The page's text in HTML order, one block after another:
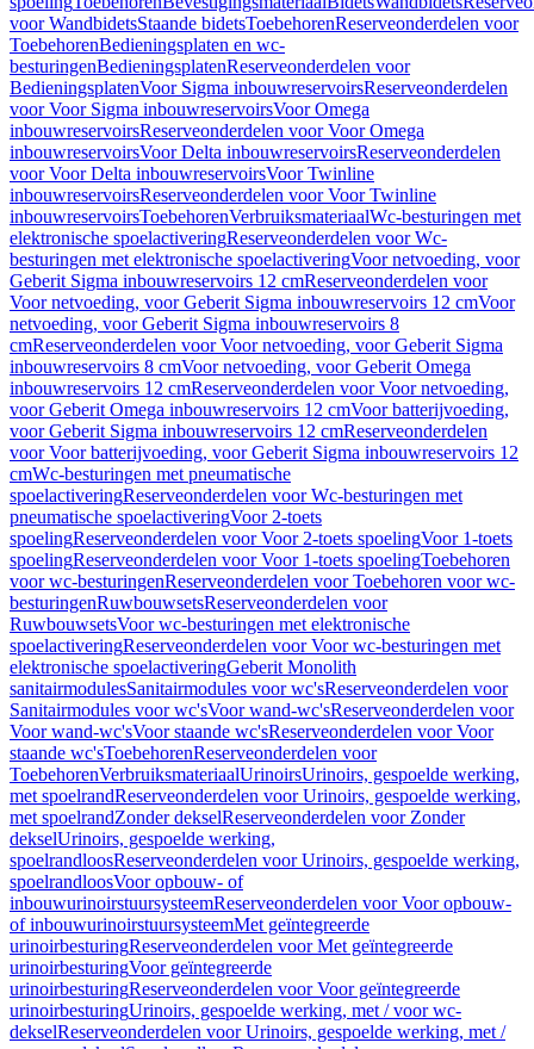
voor WandbidetsStaande bidetsToebehorenReserveonderdelen voor
ToebehorenBedieningsplaten en wc-
besturingenBedieningsplatenReserveonderdelen voor
BedieningsplatenVoor Sigma inbouwreservoirsReserveonderdelen
voor Voor Sigma inbouwreservoirsVoor Omega
inbouwreservoirsReserveonderdelen voor Voor Omega
inbouwreservoirsVoor Delta inbouwreservoirsReserveonderdelen
voor Voor Delta inbouwreservoirsVoor Twinline
inbouwreservoirsReserveonderdelen voor Voor Twinline
inbouwreservoirsToebehorenVerbruiksmateriaalWc-besturingen met
elektronische spoelactiveringReserveonderdelen voor Wc-
besturingen met elektronische spoelactiveringVoor netvoeding, voor
Geberit Sigma inbouwreservoirs 12 cmReserveonderdelen voor
Voor netvoeding, voor Geberit Sigma inbouwreservoirs 12 cmVoor
netvoeding, voor Geberit Sigma inbouwreservoirs 8
cmReserveonderdelen voor Voor netvoeding, voor Geberit Sigma
inbouwreservoirs 8 cmVoor netvoeding, voor Geberit Omega
inbouwreservoirs 12 cmReserveonderdelen voor Voor netvoeding,
voor Geberit Omega inbouwreservoirs 12 cmVoor batterijvoeding,
voor Geberit Sigma inbouwreservoirs 12 cmReserveonderdelen
voor Voor batterijvoeding, voor Geberit Sigma inbouwreservoirs 12
cmWc-besturingen met pneumatische
spoelactiveringReserveonderdelen voor Wc-besturingen met
pneumatische spoelactiveringVoor 2-toets
spoelingReserveonderdelen voor Voor 2-toets spoelingVoor 1-toets
spoelingReserveonderdelen voor Voor 1-toets spoelingToebehoren
voor wc-besturingenReserveonderdelen voor Toebehoren voor wc-
besturingenRuwbouwsetsReserveonderdelen voor
RuwbouwsetsVoor wc-besturingen met elektronische
spoelactiveringReserveonderdelen voor Voor wc-besturingen met
elektronische spoelactiveringGeberit Monolith
sanitairmodulesSanitairmodules voor wc'sReserveonderdelen voor
Sanitairmodules voor wc'sVoor wand-wc'sReserveonderdelen voor
Voor wand-wc'sVoor staande wc'sReserveonderdelen voor Voor
staande wc'sToebehorenReserveonderdelen voor
ToebehorenVerbruiksmateriaalUrinoirsUrinoirs, gespoelde werking,
met spoelrandReserveonderdelen voor Urinoirs, gespoelde werking,
met spoelrandZonder dekselReserveonderdelen voor Zonder
dekselUrinoirs, gespoelde werking,
spoelrandloosReserveonderdelen voor Urinoirs, gespoelde werking,
spoelrandloosVoor opbouw- of
inbouwurinoirstuursysteemReserveonderdelen voor Voor opbouw-
of inbouwurinoirstuursysteemMet geïntegreerde
urinoirbesturingReserveonderdelen voor Met geïntegreerde
urinoirbesturingVoor geïntegreerde
urinoirbesturingReserveonderdelen voor Voor geïntegreerde
urinoirbesturingUrinoirs, gespoelde werking, met / voor wc-
dekselReserveonderdelen voor Urinoirs, gespoelde werking, met /